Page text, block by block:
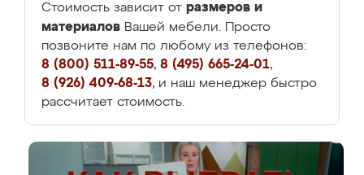
Стоимость зависит от размеров и
материалов Вашей мебели. Просто
позвоните нам по любому из телефонов:
8 (800) 511-89-55, 8 (495) 665-24-01,
8 (926) 409-68-13, и наш менеджер быстро
рассчитает стоимость.